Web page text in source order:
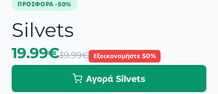
ΠΡΟΣΦΟΡΆ -50%
Silvets
19.99€39.99€ Εξοικονομήστε 50%
Αγορά Silvets